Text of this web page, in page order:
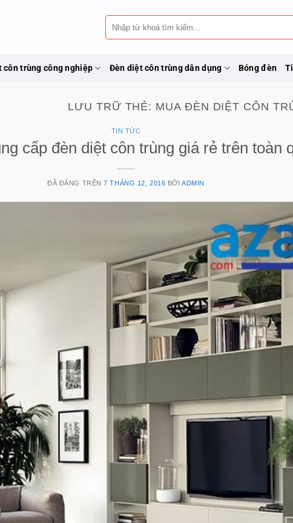
Tìm
kiếm:
côn trùng công nghiệp Đèn diệt côn trùng dân dụng Bóng đèn
LƯU TRỮ THẺ: MUA ĐÈN DIỆT CÔN
TIN TỨC
cấp đèn diệt côn trùng giá rẻ trên toàn
ĐÃ ĐĂNG TRÊN7 THÁNG 12, 2016 BỞIADMIN